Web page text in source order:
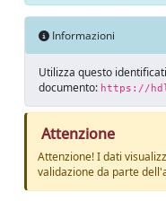
Informazioni
Utilizza questo
documento: https://
Attenzione
Attenzione! I dati
validazione da parte